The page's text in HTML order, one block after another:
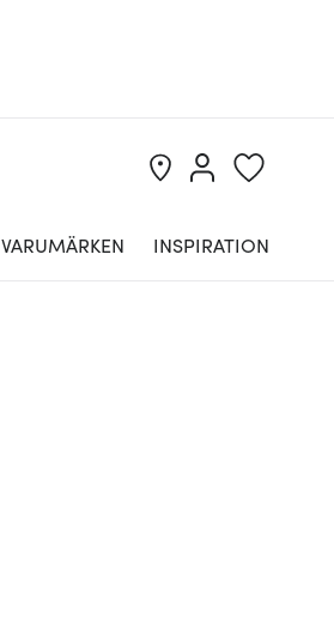
VARUMÄRKEN INSPIRATION